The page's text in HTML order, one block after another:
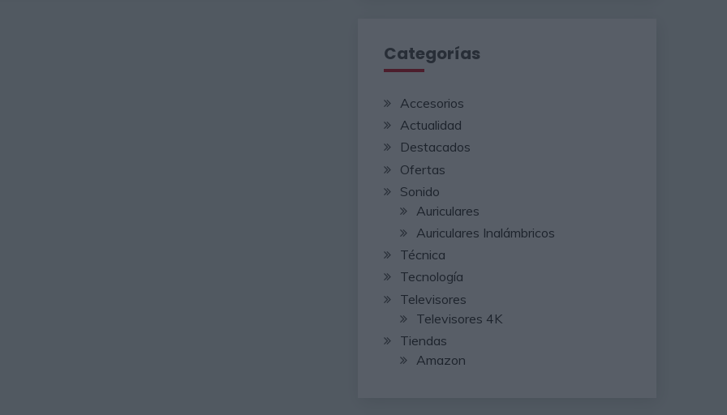
Categorías
Accesorios
Actualidad
Destacados
Ofertas
Sonido
Auriculares
Auriculares Inalámbricos
Técnica
Tecnología
Televisores
Televisores 4K
Tiendas
Amazon